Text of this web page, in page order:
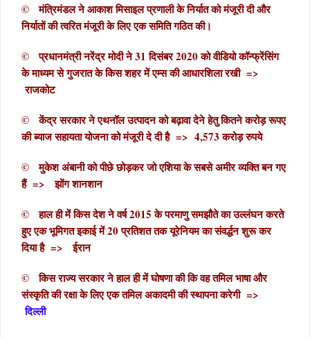
© मंत्रिमंडल ने आकाश मिसाइल प्रणाली के निर्यात को मंजूरी दी और
निर्यातों की त्वरित मंजूरी के लिए एक समिति गठित की।
© प्रधानमंत्री नरेंद्र मोदी ने 31 दिसंबर 2020 को वीडियो कॉन्फ्रेंसिंग
के माध्यम से गुजरात के किस शहर में एम्स की आधारशिला रखी =>
राजकोट
© केंद्र सरकार ने एथनॉल उत्पादन को बढ़ावा देने हेतु कितने करोड़ रूपए
की ब्याज सहायता योजना को मंजूरी दे दी है => 4,573 करोड़ रुपये
© मुकेश अंबानी को पीछे छोड़कर जो एशिया के सबसे अमीर व्यक्ति बन गए
हैं => झोंग शानशान
© हाल ही में किस देश ने वर्ष 2015 के परमाणु समझौते का उल्लंघन करते
हुए एक भूमिगत इकाई में 20 प्रतिशत तक यूरेनियम का संवर्द्धन शुरू कर
दिया है => ईरान
© किस राज्य सरकार ने हाल ही में घोषणा की कि वह तमिल भाषा और
संस्कृति की रक्षा के लिए एक तमिल अकादमी की स्थापना करेगी =>
दिल्ली